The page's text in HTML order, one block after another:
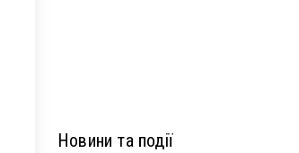
Новини та події